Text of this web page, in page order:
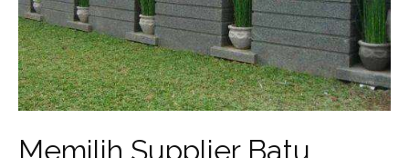
Memilih Supplier Batu